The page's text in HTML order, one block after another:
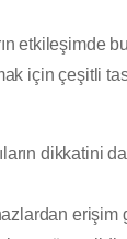
için çeşitli
dikkatini
erişim